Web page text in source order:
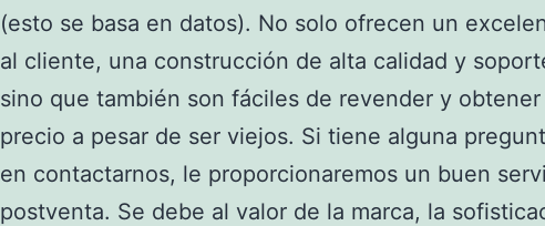
(esto se basa en datos). No solo ofrecen un
al cliente, una construcción de alta calidad y
sino que también son fáciles de revender y
precio a pesar de ser viejos. Si tiene alguna
en contactarnos, le proporcionaremos un buen
postventa. Se debe al valor de la marca, la